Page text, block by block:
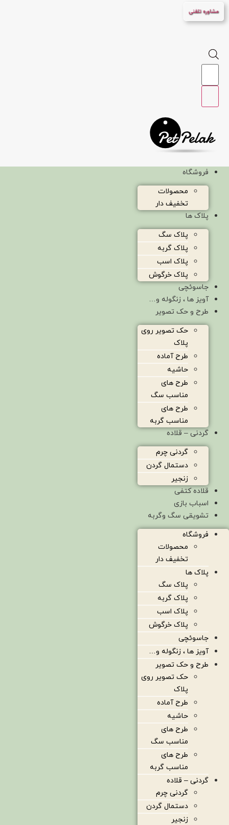
پرش
به
مشاوره تلفنی
Products
فروشگاه
محصولات
تخفیف دار
پلاک ها
پلاک سگ
پلاک گربه
پلاک اسب
پلاک خرگوش
جاسوئچی
آویز ها ، زنگوله و…
طرح و حک تصویر
حک تصویر روی
پلاک
طرح آماده
حاشیه
طرح های
مناسب سگ
طرح های
مناسب گربه
گردنی – قلاده
گردنی چرم
دستمال گردن
زنجیر
قلاده کتفی
اسباب بازی
تشویقی سگ وگربه
فروشگاه
محصولات
تخفیف دار
پلاک ها
پلاک سگ
پلاک گربه
پلاک اسب
پلاک خرگوش
جاسوئچی
آویز ها ، زنگوله و…
طرح و حک تصویر
حک تصویر روی
پلاک
طرح آماده
حاشیه
طرح های
مناسب سگ
طرح های
مناسب گربه
گردنی – قلاده
گردنی چرم
دستمال گردن
زنجیر